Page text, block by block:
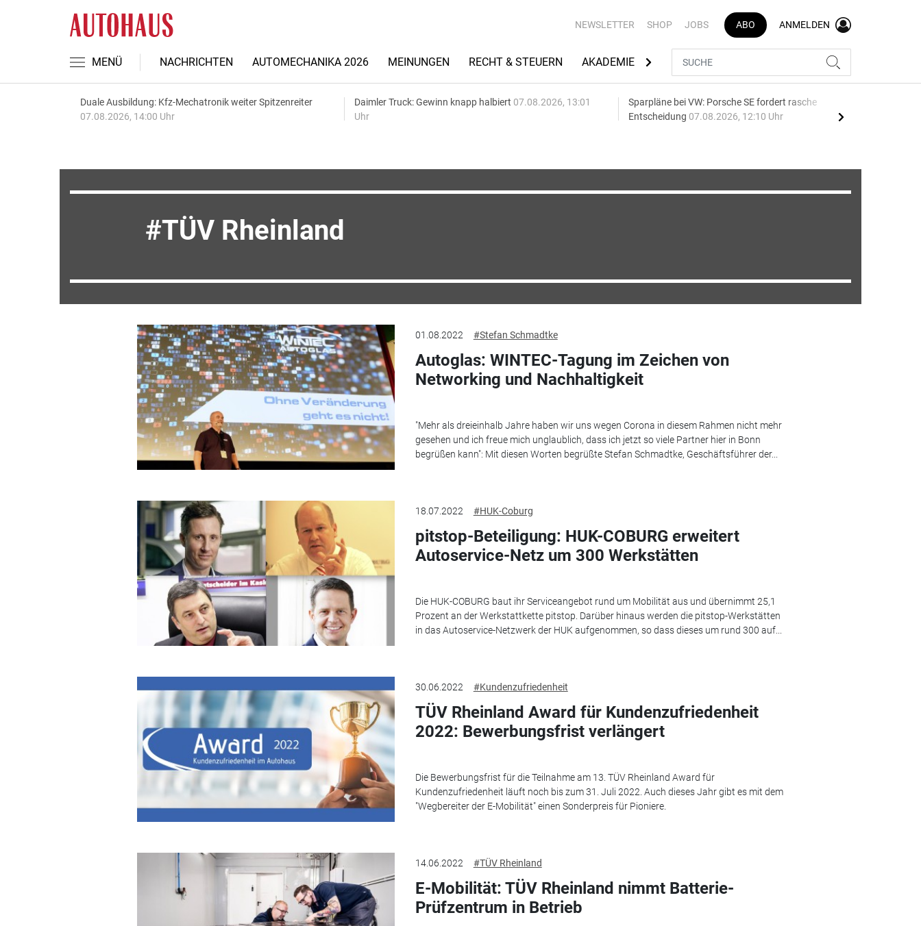
NEWSLETTER SHOP JOBS ABO ANMELDEN
MENÜ NACHRICHTEN AUTOMECHANIKA 2026 MEINUNGEN RECHT & STEUERN AKADEMIE AUTOMARKEN
Duale Ausbildung: Kfz-Mechatronik weiter Spitzenreiter
07.08.2026, 14:00 Uhr
Daimler Truck: Gewinn knapp halbiert 07.08.2026, 13:01
Uhr
Sparpläne bei VW: Porsche SE fordert rasche
Entscheidung 07.08.2026, 12:10 Uhr
TÜV Rheinland
01.08.2022 #Stefan Schmadtke
Autoglas: WINTEC-Tagung im Zeichen von
Networking und Nachhaltigkeit
"Mehr als dreieinhalb Jahre haben wir uns wegen Corona in diesem Rahmen nicht mehr
gesehen und ich freue mich unglaublich, dass ich jetzt so viele Partner hier in Bonn
begrüßen kann": Mit diesen Worten begrüßte Stefan Schmadtke, Geschäftsführer der...
18.07.2022 #HUK-Coburg
pitstop-Beteiligung: HUK-COBURG erweitert
Autoservice-Netz um 300 Werkstätten
Die HUK-COBURG baut ihr Serviceangebot rund um Mobilität aus und übernimmt 25,1
Prozent an der Werkstattkette pitstop. Darüber hinaus werden die pitstop-Werkstätten
in das Autoservice-Netzwerk der HUK aufgenommen, so dass dieses um rund 300 auf...
30.06.2022 #Kundenzufriedenheit
TÜV Rheinland Award für Kundenzufriedenheit
2022: Bewerbungsfrist verlängert
Die Bewerbungsfrist für die Teilnahme am 13. TÜV Rheinland Award für
Kundenzufriedenheit läuft noch bis zum 31. Juli 2022. Auch dieses Jahr gibt es mit dem
"Wegbereiter der E-Mobilität" einen Sonderpreis für Pioniere.
14.06.2022 #TÜV Rheinland
E-Mobilität: TÜV Rheinland nimmt Batterie-
Prüfzentrum in Betrieb